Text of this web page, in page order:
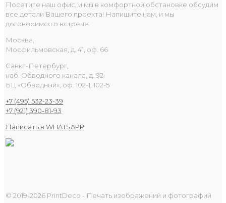
Посетите наш офис, и мы в комфортной обстановке обсудим
все детали Вашего проекта! Напишите нам, и мы
договоримся о встрече.
Москва,
Мосфильмовская, д. 41, оф. 66
Санкт-Петербург,
наб. Обводного канала, д. 92
БЦ «Обводный», оф. 102-1, 102-5
+7 (495) 532-23-39
+7 (921) 390-81-93
Написать в WHATSAPP
© 2019-2026 PrintDeco - Печать изображений и фотографий